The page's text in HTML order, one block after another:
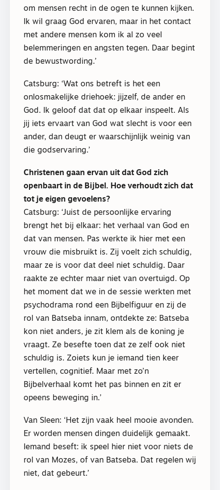
om mensen recht in de ogen te kunnen kijken.
Ik wil graag God ervaren, maar in het contact
met andere mensen kom ik al zo veel
belemmeringen en angsten tegen. Daar begint
de bewustwording.’
Catsburg: ‘Wat ons betreft is het een
onlosmakelijke driehoek: jijzelf, de ander en
God. Ik geloof dat dat op elkaar inspeelt. Als
jij iets ervaart van God wat slecht is voor een
ander, dan deugt er waarschijnlijk weinig van
die godservaring.’
Christenen gaan ervan uit dat God zich
openbaart in de Bijbel. Hoe verhoudt zich dat
tot je eigen gevoelens?
Catsburg: ‘Juist de persoonlijke ervaring
brengt het bij elkaar: het verhaal van God en
dat van mensen. Pas werkte ik hier met een
vrouw die misbruikt is. Zij voelt zich schuldig,
maar ze is voor dat deel niet schuldig. Daar
raakte ze echter maar niet van overtuigd. Op
het moment dat we in de sessie werkten met
psychodrama rond een Bijbelfiguur en zij de
rol van Batseba innam, ontdekte ze: Batseba
kon niet anders, je zit klem als de koning je
vraagt. Ze besefte toen dat ze zelf ook niet
schuldig is. Zoiets kun je iemand tien keer
vertellen, cognitief. Maar met zo’n
Bijbelverhaal komt het pas binnen en zit er
opeens beweging in.’
Van Sleen: ‘Het zijn vaak heel mooie avonden.
Er worden mensen dingen duidelijk gemaakt.
Iemand beseft: ik speel hier niet voor niets de
rol van Mozes, of van Batseba. Dat regelen wij
niet, dat gebeurt.’